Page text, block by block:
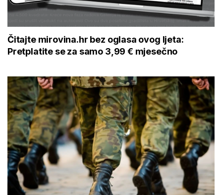
Čitajte mirovina.hr bez oglasa ovog ljeta:
Pretplatite se za samo 3,99 € mjesečno